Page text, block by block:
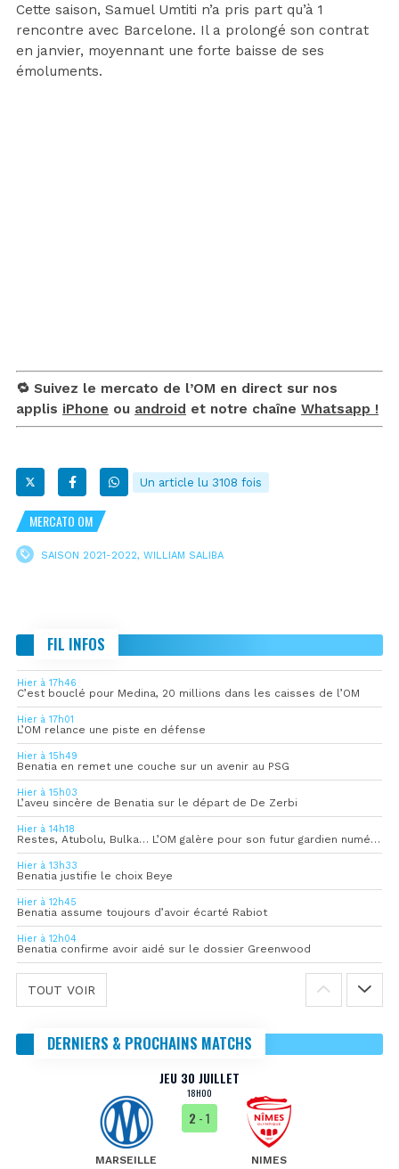
Cette saison, Samuel Umtiti n’a pris part qu’à 1
rencontre avec Barcelone. Il a prolongé son contrat
en janvier, moyennant une forte baisse de ses
émoluments.
🔁 Suivez le mercato de l’OM en direct sur nos
applis iPhone ou android et notre chaîne Whatsapp !
Un article lu 3108 fois
MERCATO OM
SAISON 2021-2022, WILLIAM SALIBA
FIL INFOS
Hier à 17h46
C’est bouclé pour Medina, 20 millions dans les caisses de l’OM
Hier à 17h01
L’OM relance une piste en défense
Hier à 15h49
Benatia en remet une couche sur un avenir au PSG
Hier à 15h03
L’aveu sincère de Benatia sur le départ de De Zerbi
Hier à 14h18
Restes, Atubolu, Bulka… L’OM galère pour son futur gardien numéro 1
Hier à 13h33
Benatia justifie le choix Beye
Hier à 12h45
Benatia assume toujours d’avoir écarté Rabiot
Hier à 12h04
Benatia confirme avoir aidé sur le dossier Greenwood
TOUT VOIR
DERNIERS & PROCHAINS MATCHS
JEU 30 JUILLET
18H00
MARSEILLE
2 - 1
NIMES